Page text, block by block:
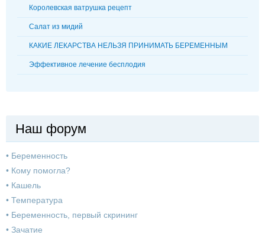
Королевская ватрушка рецепт
Cалат из мидий
КАКИЕ ЛЕКАРСТВА НЕЛЬЗЯ ПРИНИМАТЬ БЕРЕМЕННЫМ
Эффективное лечение бесплодия
Наш форум
• Беременность
• Кому помогла?
• Кашель
• Температура
• Беременность, первый скрининг
• Зачатие